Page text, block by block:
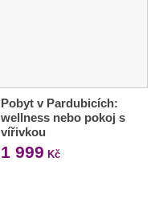
Pobyt v Pardubicích:
wellness nebo pokoj s
vířivkou
1 999 Kč